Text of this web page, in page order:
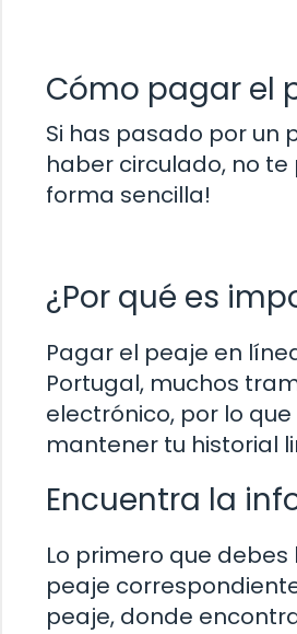
Cómo pagar el
Si has pasado por un
haber circulado, no
forma sencilla!
¿Por qué es
Pagar el peaje en
Portugal, muchos
electrónico, por lo
mantener tu historial
Encuentra la
Lo primero que
peaje
peaje, donde